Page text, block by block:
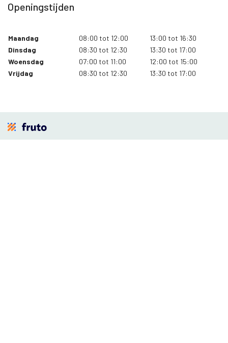
Openingstijden
Maandag 08:00 tot 12:00
13:00 tot 16:30
Dinsdag
08:30 tot 12:30
13:30 tot 17:00
Woensdag
07:00 tot 11:00
12:00 tot 15:00
Vrijdag
08:30 tot 12:30 13:30 tot 17:00